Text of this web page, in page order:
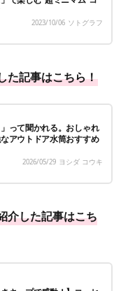
2023/10/06 ソトグラフ
た記事はこちら！
」って聞かれる。おしゃれ
アウトドア水筒おすすめ
2026/05/29 ヨシダ コウキ
介した記事はこち